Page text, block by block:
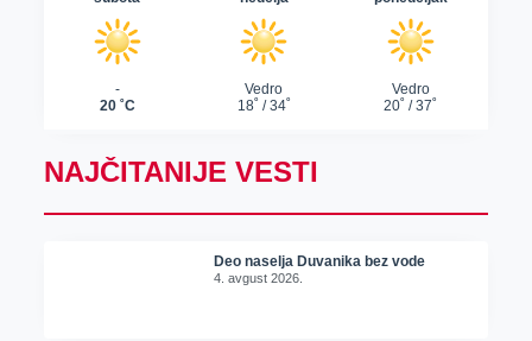
NAJČITANIJE VESTI
Deo naselja Duvanika bez vode
4. avgust 2026.